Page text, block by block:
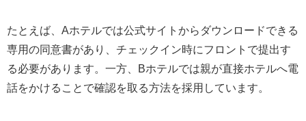
たとえば、Aホテルでは公式サイトからダウンロードできる
専用の同意書があり、チェックイン時にフロントで提出す
る必要があります。一方、Bホテルでは親が直接ホテルへ電
話をかけることで確認を取る方法を採用しています。